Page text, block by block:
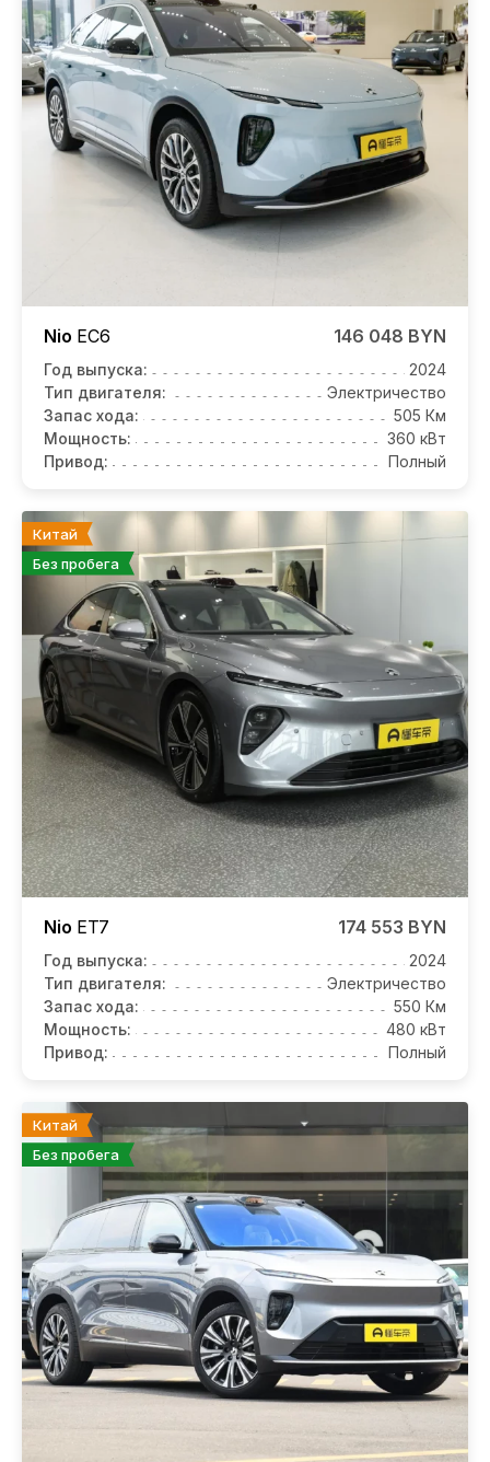
Nio EC6 146 048 BYN
Год выпуска:
2024
Тип двигателя:
Электричество
Запас хода:
505 Км
Мощность:
360 кВт
Привод:
Полный
Китай
Без пробега
Nio ET7 174 553 BYN
Год выпуска:
2024
Тип двигателя:
Электричество
Запас хода:
550 Км
Мощность:
480 кВт
Привод:
Полный
Китай
Без пробега